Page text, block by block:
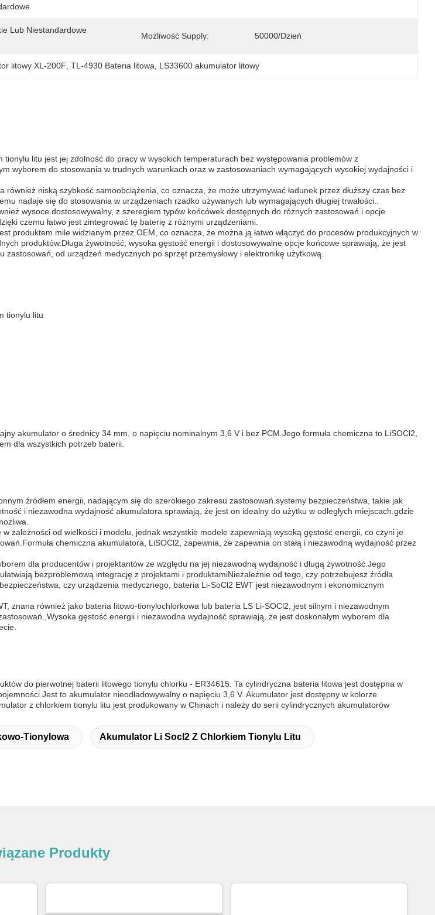
Lub Niestandardowe
Możliwość Supply: 50000/dzień
litowy XL-200F , TL-4930 Bateria litowa LS33600 akumulator litowy
tionylu litu jest jej zdolność do pracy w wysokich temperaturach bez występowania problemów z
wyborem do stosowania w trudnych warunkach oraz w zastosowaniach wymagających wysokiej wydajności i
również niską szybkość samoobciążenia, co oznacza, że może utrzymywać ładunek przez dłuższy czas bez
nadaje się do stosowania w urządzeniach rzadko używanych lub wymagających długiej trwałości..
wysoce dostosowywalny, z szeregiem typów końcówek dostępnych do różnych zastosowań.i opcje
czemu łatwo jest zintegrować tę baterię z różnymi urządzeniami.
produktem mile widzianym przez OEM, co oznacza, że można ją łatwo włączyć do procesów produkcyjnych w
produktów.Długa żywotność, wysoka gęstość energii i dostosowywalne opcje końcowe sprawiają, że jest
zastosowań, od urządzeń medycznych po sprzęt przemysłowy i elektronikę użytkową.
tionylu litu
akumulator o średnicy 34 mm, o napięciu nominalnym 3,6 V i bez PCM.Jego formuła chemiczna to LiSOCl2,
dla wszystkich potrzeb baterii.
źródłem energii, nadającym się do szerokiego zakresu zastosowań.systemy bezpieczeństwa, takie jak
i niezawodna wydajność akumulatora sprawiają, że jest on idealny do użytku w odległych miejscach.gdzie
zależności od wielkości i modelu, jednak wszystkie modele zapewniają wysoką gęstość energii, co czyni je
chemiczna akumulatora, LiSOCl2, zapewnia, że zapewnia on stałą i niezawodną wydajność przez
dla producentów i projektantów ze względu na jej niezawodną wydajność i długą żywotność.Jego
bezproblemową integrację z projektami i produktamiNiezależnie od tego, czy potrzebujesz źródła
czy urządzenia medycznego, bateria Li-SoCl2 EWT jest niezawodnym i ekonomicznym
znana również jako bateria litowo-tionylochlorkowa lub bateria LS Li-SOCl2, jest silnym i niezawodnym
gęstość energii i niezawodna wydajność sprawiają, że jest doskonałym wyborem dla
do pierwotnej baterii litowego tionylu chlorku - ER34615. Ta cylindryczna bateria litowa jest dostępna w
to akumulator nieodładowywalny o napięciu 3,6 V. Akumulator jest dostępny w kolorze
z chlorkiem tionylu litu jest produkowany w Chinach i należy do serii cylindrycznych akumulatorów
Tionylowa Akumulator Li Socl2 Z Chlorkiem Tionylu Litu
Produkty